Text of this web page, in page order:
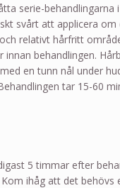
serie-
svårt att applicera
relativt hårfritt
behandlingen.
en tunn nål under
tar 15-60
5 timmar efter
ihåg att det behövs